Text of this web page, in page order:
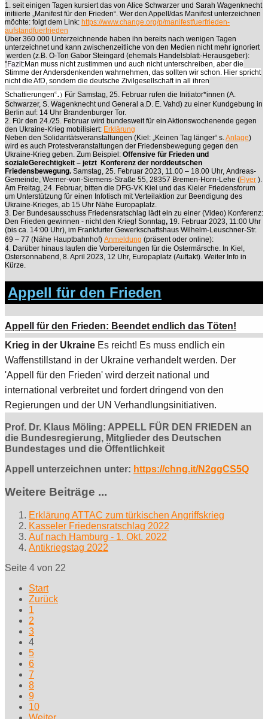
1. seit einigen Tagen kursiert das von Alice Schwarzer und Sarah Wagenknecht
initiierte „Manifest für den Frieden“. Wer den Appell/das Manifest unterzeichnen
möchte: folgt dem Link: https://www.change.org/p/manifestfuerfrieden-
aufstandfuerfrieden
Über 360.000 Unterzeichnende haben ihn bereits nach wenigen Tagen
unterzeichnet und kann zwischenzeitliche von den Medien nicht mehr ignoriert
werden (z.B. O-Ton Gabor Steingard (ehemals Handelsblatt-Herausgeber):
"Fazit:Man muss nicht zustimmen und auch nicht unterschreiben, aber die
Stimme der Andersdenkenden wahrnehmen, das sollten wir schon. Hier spricht
nicht die AfD, sondern die deutsche Zivilgesellschaft in all ihren
Schattierungen“.) Für Samstag, 25. Februar rufen die Initiator*innen (A.
Schwarzer, S. Wagenknecht und General a.D. E. Vahd) zu einer Kundgebung in
Berlin auf: 14 Uhr Brandenburger Tor.
2. Für den 24./25. Februar wird bundesweit für ein Aktionswochenende gegen
den Ukraine-Krieg mobilisiert: Erklärung
Neben den Solidaritätsveranstaltungen (Kiel: „Keinen Tag länger“ s. Anlage)
wird es auch Protestveranstaltungen der Friedensbewegung gegen den
Ukraine-Krieg geben. Zum Beispiel: Offensive für Frieden und
sozialeGerechtigkeit – jetzt Konferenz der norddeutschen
Friedensbewegung. Samstag, 25. Februar 2023, 11.00 – 18.00 Uhr, Andreas-
Gemeinde, Werner-von-Siemens-Straße 55, 28357 Bremen-Horn-Lehe (Flyer ).
Am Freitag, 24. Februar, bitten die DFG-VK Kiel und das Kieler Friedensforum
um Unterstützung für einen Infotisch mit Verteilaktion zur Beendigung des
Ukraine-Krieges, ab 15 Uhr Nähe Europaplatz.
3. Der Bundesausschuss Friedensratschlag lädt ein zu einer (Video) Konferenz:
Den Frieden gewinnen - nicht den Krieg! Sonntag, 19. Februar 2023, 11:00 Uhr
(bis ca. 14:00 Uhr), im Frankfurter Gewerkschaftshaus Wilhelm-Leuschner-Str.
69 – 77 (Nähe Hauptbahnhof) Anmeldung (präsent oder online):
4. Darüber hinaus laufen die Vorbereitungen für die Ostermärsche. In Kiel,
Ostersonnabend, 8. April 2023, 12 Uhr, Europaplatz (Auftakt). Weiter Info in
Kürze.
Appell für den Frieden
Appell für den Frieden: Beendet endlich das Töten!
Krieg in der Ukraine Es reicht! Es muss endlich ein
Waffenstillstand in der Ukraine verhandelt werden. Der
'Appell für den Frieden' wird derzeit national und
international verbreitet und fordert dringend von den
Regierungen und der UN Verhandlungsinitiativen.
Prof. Dr. Klaus Möling: APPELL FÜR DEN FRIEDEN an
die Bundesregierung, Mitglieder des Deutschen
Bundestages und die Öffentlichkeit
Appell unterzeichnen unter: https://chng.it/N2ggCS5Q
Weitere Beiträge ...
Erklärung ATTAC zum türkischen Angriffskrieg
Kasseler Friedensratschlag 2022
Auf nach Hamburg - 1. Okt. 2022
Antikriegstag 2022
Seite 4 von 22
Start
Zurück
1
2
3
4
5
6
7
8
9
10